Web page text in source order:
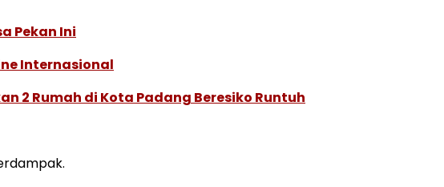
Pekan Ini
Internasional
2 Rumah di Kota Padang Beresiko Runtuh